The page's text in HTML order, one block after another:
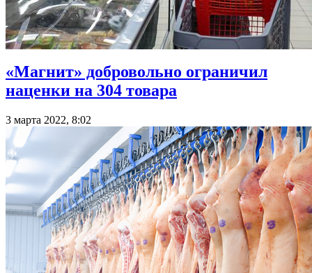
«Магнит» добровольно ограничил
наценки на 304 товара
3 марта 2022, 8:02